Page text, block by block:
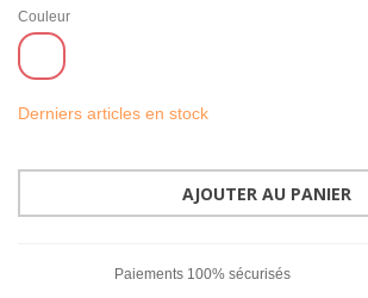
Couleur
Doré
Derniers articles en stock
AJOUTER AU PANIER
Paiements 100% sécurisés